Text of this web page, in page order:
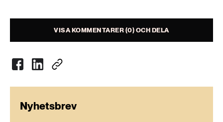
VISA KOMMENTARER (0) OCH DELA
Nyhetsbrev